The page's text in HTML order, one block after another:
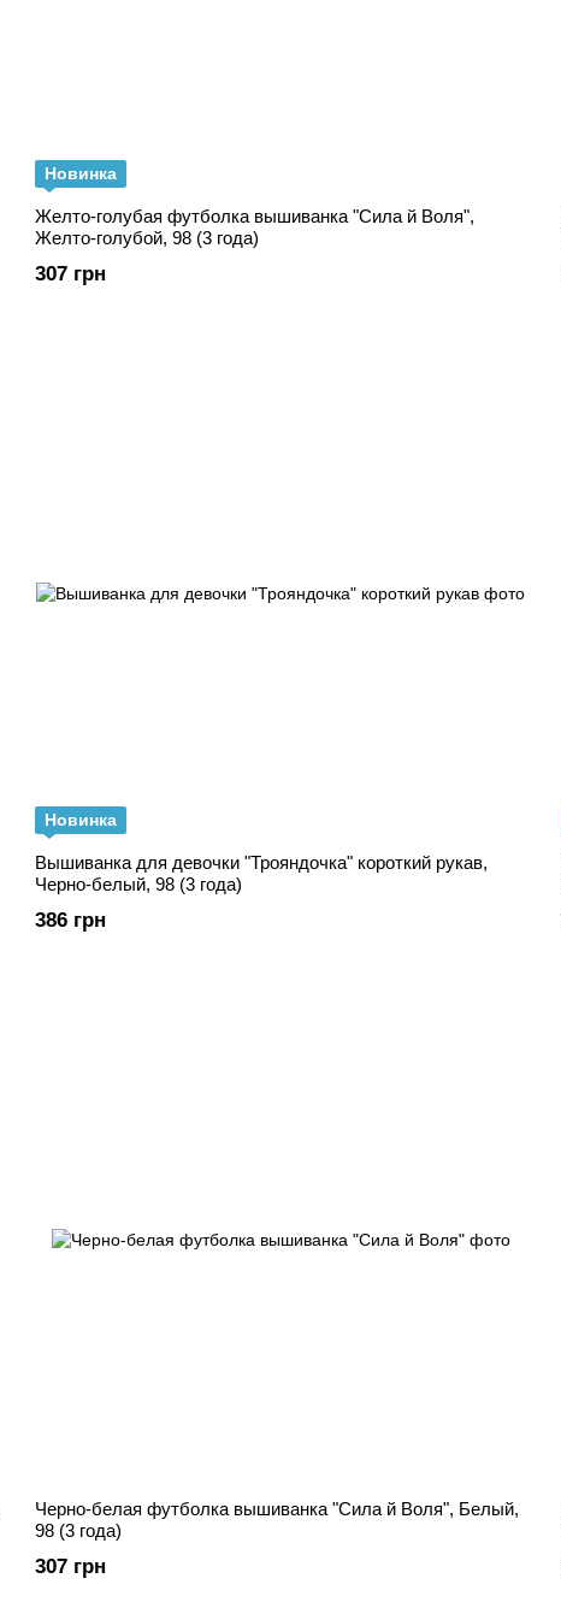
Новинка
Желто-голубая футболка вышиванка "Сила й Воля",
Желто-голубой, 98 (3 года)
307 грн
Новинка
Вышиванка для девочки "Трояндочка" короткий рукав,
Черно-белый, 98 (3 года)
386 грн
Черно-белая футболка вышиванка "Сила й Воля", Белый,
98 (3 года)
307 грн